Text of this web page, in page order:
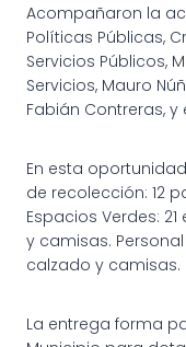
Acompañaron la
Políticas Públicas,
Servicios Públicos,
Servicios, Mauro
Fabián Contreras,
En esta
de recolección: 12
Espacios Verdes:
y camisas.
calzado y camisas.
La entrega forma